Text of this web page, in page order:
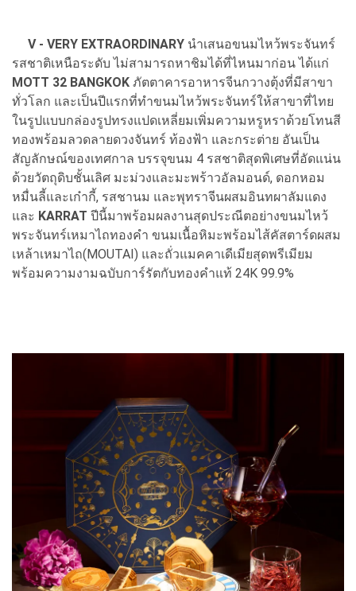
V - VERY EXTRAORDINARY นำเสนอขนมไหว้พระจันทร์
รสชาติเหนือระดับ ไม่สามารถหาชิมได้ที่ไหนมาก่อน ได้แก่
MOTT 32 BANGKOK ภัตตาคารอาหารจีนกวางตุ้งที่มีสาขา
ทั่วโลก และเป็นปีแรกที่ทำขนมไหว้พระจันทร์ให้สาขาที่ไทย
ในรูปแบบกล่องรูปทรงแปดเหลี่ยมเพิ่มความหรูหราด้วยโทนสี
ทองพร้อมลวดลายดวงจันทร์ ท้องฟ้า และกระต่าย อันเป็น
สัญลักษณ์ของเทศกาล บรรจุขนม 4 รสชาติสุดพิเศษที่อัดแน่น
ด้วยวัตถุดิบชั้นเลิศ มะม่วงและมะพร้าวอัลมอนด์, ดอกหอม
หมื่นลี้และเก๋ากี้, รสชานม และพุทราจีนผสมอินทผาลัมแดง
และ KARRAT ปีนี้มาพร้อมผลงานสุดประณีตอย่างขนมไหว้
พระจันทร์เหมาไถทองคำ ขนมเนื้อหิมะพร้อมไส้คัสตาร์ดผสม
เหล้าเหมาไถ(MOUTAI) และถั่วแมคคาเดีเมียสุดพรีเมียม
พร้อมความงามฉบับการ์รัตกับทองคำแท้ 24K 99.9%